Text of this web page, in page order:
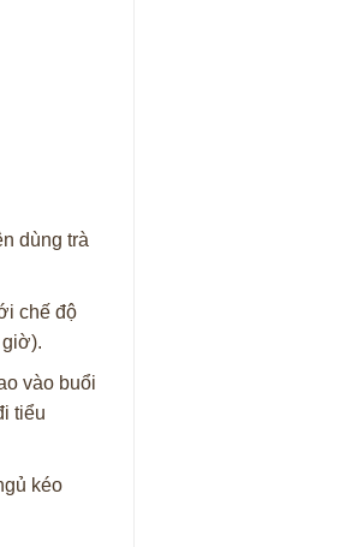
dùng trà
chế độ
vào buổi
tiểu
kéo